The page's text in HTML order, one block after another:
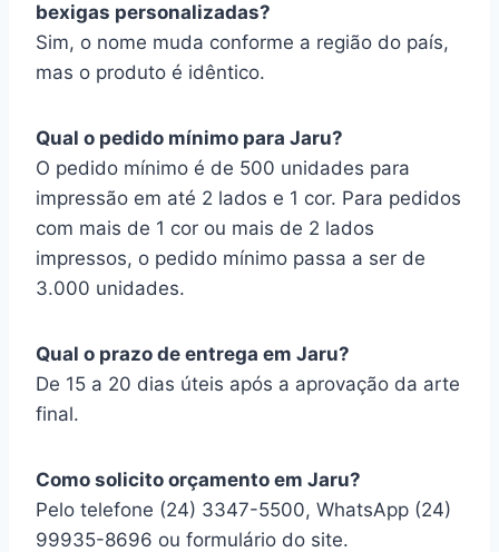
bexigas personalizadas?
Sim, o nome muda conforme a região do país,
mas o produto é idêntico.
Qual o pedido mínimo para Jaru?
O pedido mínimo é de 500 unidades para
impressão em até 2 lados e 1 cor. Para pedidos
com mais de 1 cor ou mais de 2 lados
impressos, o pedido mínimo passa a ser de
3.000 unidades.
Qual o prazo de entrega em Jaru?
De 15 a 20 dias úteis após a aprovação da arte
final.
Como solicito orçamento em Jaru?
Pelo telefone (24) 3347-5500, WhatsApp (24)
99935-8696 ou formulário do site.